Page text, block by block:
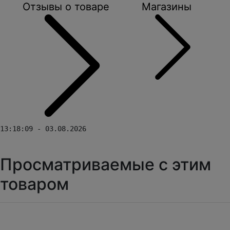
Отзывы о товаре Магазины
13:18:09 - 03.08.2026
Просматриваемые с этим
товаром